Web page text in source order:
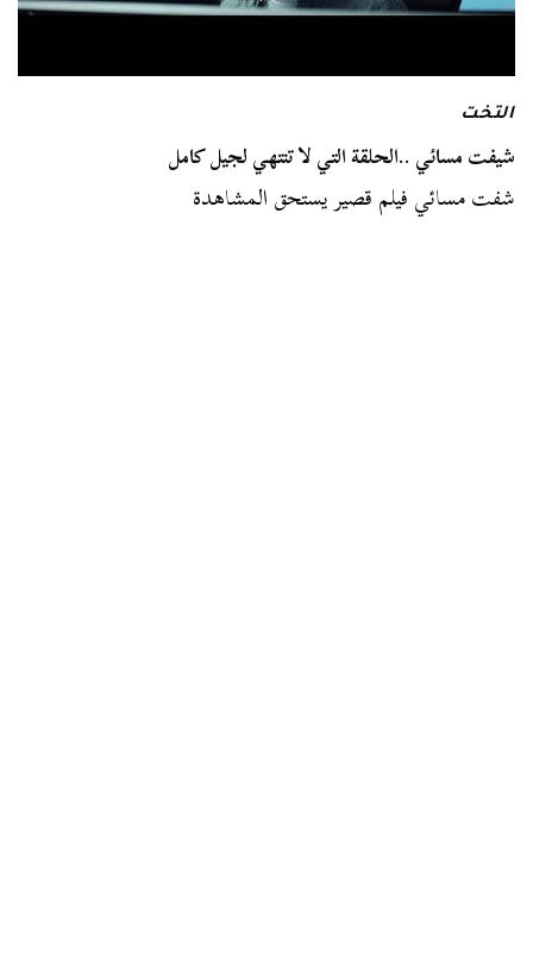
التخت
شيفت مسائي ..الحلقة التي لا تنتهي لجيل كامل
شفت مسائي فيلم قصير يستحق المشاهدة